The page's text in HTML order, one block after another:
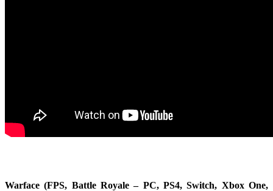
Warface (FPS, Battle Royale – PC, PS4, Switch, Xbox One,